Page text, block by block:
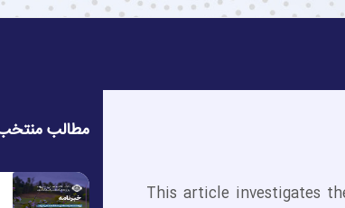
This article investigates
مطالب